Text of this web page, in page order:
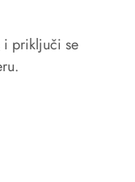
i priključi se